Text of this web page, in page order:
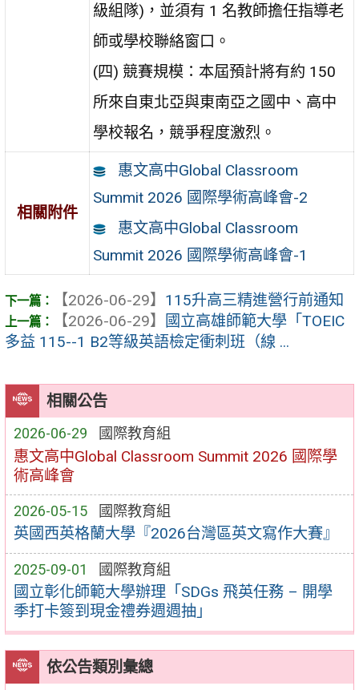
相關公告
2026-06-29 國際教育組
惠文高中Global Classroom Summit 2026 國際學
術高峰會
2026-05-15 國際教育組
英國西英格蘭大學『2026台灣區英文寫作大賽』
2025-09-01 國際教育組
國立彰化師範大學辦理「SDGs 飛英任務 – 開學
季打卡簽到現金禮券週週抽」
依公告類別彙總
級組隊)，並須有 1 名教師擔任指導老
師或學校聯絡窗口。
(四) 競賽規模：本屆預計將有約 150
所來自東北亞與東南亞之國中、高中
學校報名，競爭程度激烈。
相關附件
惠文高中Global Classroom
Summit 2026 國際學術高峰會-2
惠文高中Global Classroom
Summit 2026 國際學術高峰會-1
【2026-06-29】 115升高三精進營行前通知
【2026-06-29】
國立高雄師範大學「TOEIC
多益 115--1 B2等級英語檢定衝刺班（線 ...